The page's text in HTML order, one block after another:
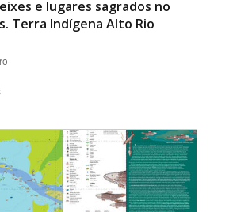
e lugares sagrados no
Terra Indígena Alto Rio